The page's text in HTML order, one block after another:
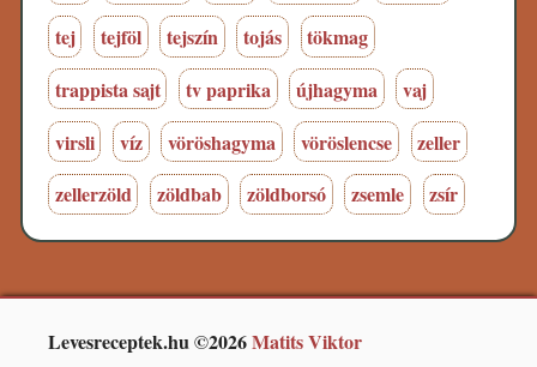
tej
tejföl tejszín tojás
tökmag
trappista sajt
tv paprika újhagyma
vaj
virsli
víz vöröshagyma vöröslencse
zeller
zellerzöld
zöldbab zöldborsó zsemle zsír
Levesreceptek.hu ©2026Matits Viktor